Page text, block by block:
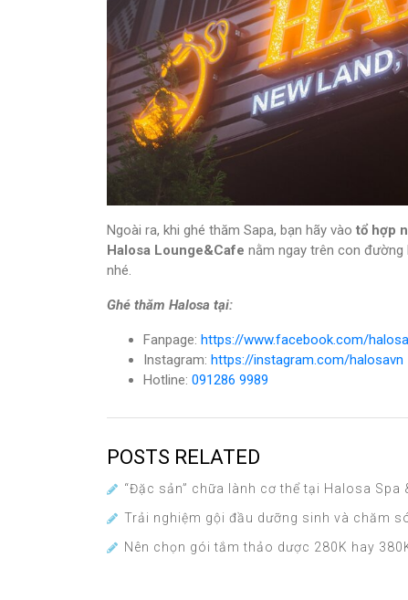
Ngoài ra, khi ghé thăm Sapa, bạn hãy vào tổ hợp
Halosa Lounge&Cafe nằm ngay trên con
nhé.
Ghé thăm Halosa tại:
Fanpage: https://www.facebook.com/
Instagram: https://instagram.com/halosavn
Hotline: 091286 9989
POSTS RELATED
“Đặc sản” chữa lành cơ thể tại Halosa Spa
Trải nghiệm gội đầu dưỡng sinh và chăm
Nên chọn gói tắm thảo dược 280K hay